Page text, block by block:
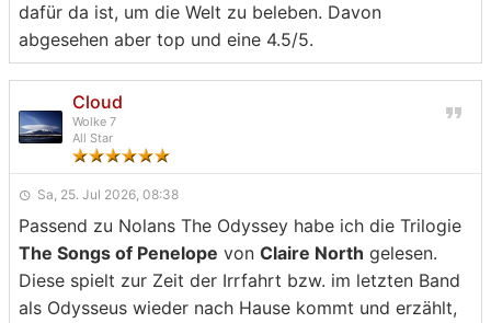
dafür da ist, um die Welt zu beleben. Davon
abgesehen aber top und eine 4.5/5.
Cloud
Wolke 7
All Star
Sa, 25. Jul 2026, 08:38
Passend zu Nolans The Odyssey habe ich die Trilogie
The Songs of Penelope von Claire North gelesen.
Diese spielt zur Zeit der Irrfahrt bzw. im letzten Band
als Odysseus wieder nach Hause kommt und erzählt,